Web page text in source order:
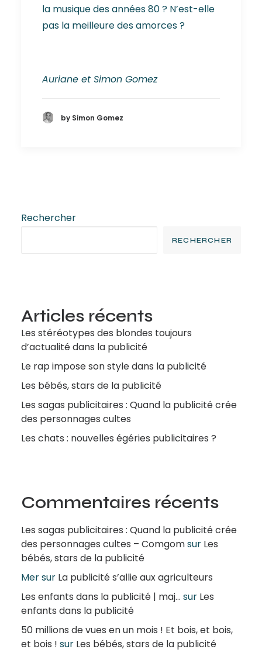
la musique des années 80 ? N’est-elle
pas la meilleure des amorces ?
Auriane et Simon Gomez
by Simon Gomez
Rechercher
RECHERCHER
Articles récents
Les stéréotypes des blondes toujours
d’actualité dans la publicité
Le rap impose son style dans la publicité
Les bébés, stars de la publicité
Les sagas publicitaires : Quand la publicité crée
des personnages cultes
Les chats : nouvelles égéries publicitaires ?
Commentaires récents
Les sagas publicitaires : Quand la publicité crée
des personnages cultes – Comgomsur Les
bébés, stars de la publicité
Mersur La publicité s’allie aux agriculteurs
Les enfants dans la publicité | maj... sur Les
enfants dans la publicité
50 millions de vues en un mois ! Et bois, et bois,
et bois ! sur Les bébés, stars de la publicité